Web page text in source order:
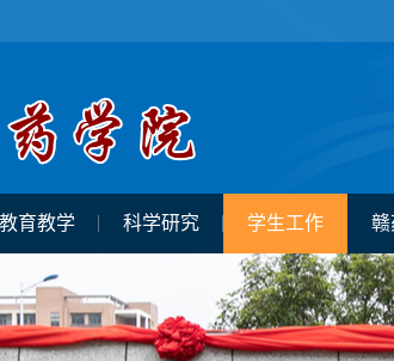
教育教学 科学研究 学生工作 赣